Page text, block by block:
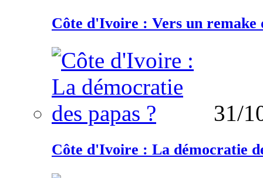
Côte d'Ivoire : Vers un remake
31/
Côte d'Ivoire : La démocratie